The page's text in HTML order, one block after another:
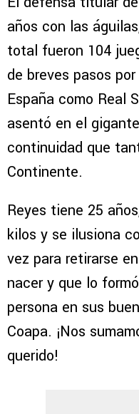
años con las
total fueron 104
de breves pasos
España como Real
asentó en el
continuidad que
Continente.
Reyes tiene 25
kilos y se ilusiona
vez para retirarse
nacer y que lo
persona en sus
Coapa. ¡Nos
querido!